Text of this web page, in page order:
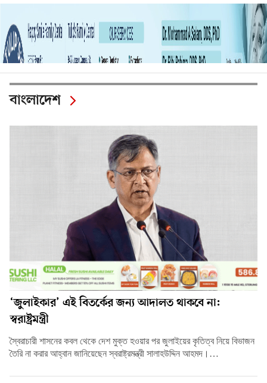
বাংলাদেশ
‘জুলাইকার’ এই বিতর্কের জন্য আদালত থাকবে না:
স্বরাষ্ট্রমন্ত্রী
স্বৈরাচারী শাসনের কবল থেকে দেশ মুক্ত হওয়ার পর জুলাইয়ের কৃতিত্ব নিয়ে বিভাজন
তৈরি না করার আহ্বান জানিয়েছেন স্বরাষ্ট্রমন্ত্রী সালাহউদ্দিন আহমদ।…